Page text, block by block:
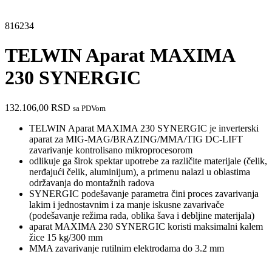
816234
TELWIN Aparat MAXIMA
230 SYNERGIC
132.106,00 RSD sa PDVom
TELWIN Aparat MAXIMA 230 SYNERGIC je inverterski
aparat za MIG-MAG/BRAZING/MMA/TIG DC-LIFT
zavarivanje kontrolisano mikroprocesorom
odlikuje ga širok spektar upotrebe za različite materijale (čelik,
nerđajući čelik, aluminijum), a primenu nalazi u oblastima
održavanja do montažnih radova
SYNERGIC podešavanje parametra čini proces zavarivanja
lakim i jednostavnim i za manje iskusne zavarivače
(podešavanje režima rada, oblika šava i debljine materijala)
aparat MAXIMA 230 SYNERGIC koristi maksimalni kalem
žice 15 kg/300 mm
MMA zavarivanje rutilnim elektrodama do 3.2 mm